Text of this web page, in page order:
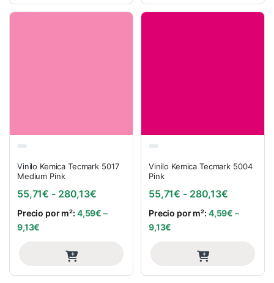
Vinilo Kemica Tecmark 5017
Medium Pink
55,71€ - 280,13€Rango de precios: desde 55,71€
Precio por m²: 4,59€ –
9,13€
Vinilo Kemica Tecmark 5004
Pink
55,71€ - 280,13€Rango
Precio por m²: 4,59€ –
9,13€